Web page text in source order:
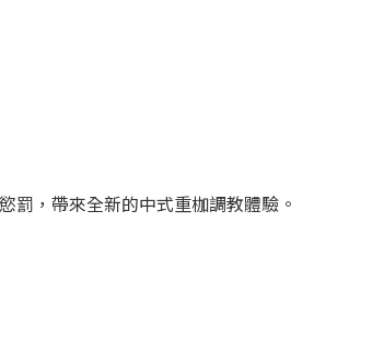
罰，帶來全新的中式重枷調教體驗。